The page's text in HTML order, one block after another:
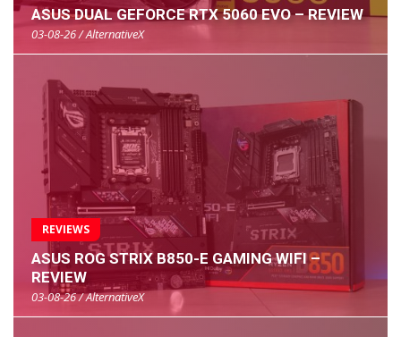
ASUS DUAL GEFORCE RTX 5060 EVO – REVIEW
03-08-26 / AlternativeX
REVIEWS
ASUS ROG STRIX B850-E GAMING WIFI –
REVIEW
03-08-26 / AlternativeX